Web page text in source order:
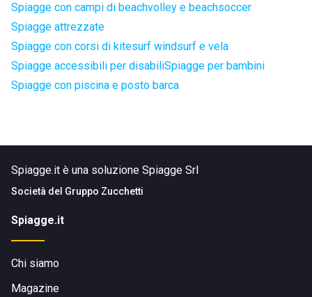
Spiagge con campi di beachvolley e beachsoccer
Spiagge attrezzate
Spiagge con corsi di kitesurf windsurf e vela
Spiagge accessibili per disabiliSpiagge per bambini
Spiagge con piscina e posto barca
Spiagge.it è una soluzione Spiagge Srl
Società del Gruppo Zucchetti
Spiagge.it
Chi siamo
Magazine